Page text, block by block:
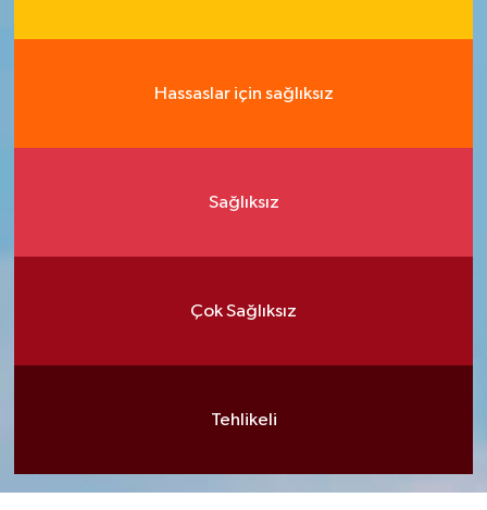
Hassaslar için sağlıksız
Sağlıksız
Çok Sağlıksız
Tehlikeli